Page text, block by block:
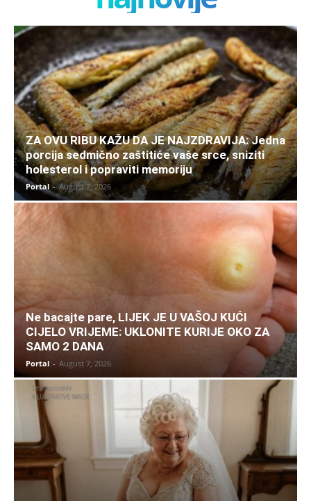
ZA OVU RIBU KAŽU DA JE NAJZDRAVIJA: Jedna
porcija sedmično zaštitiće vaše srce, sniziti
holesterol i popraviti memoriju
Portal - August 7, 2026
Ne bacajte pare, LIJEK JE U VAŠOJ KUĆI
CIJELO VRIJEME: UKLONITE KURIJE OKO ZA
SAMO 2 DANA
Portal - August 7, 2026